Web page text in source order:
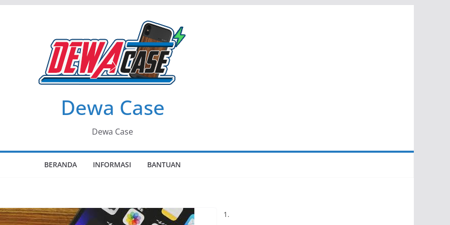
Dewa Case
Dewa Case
BERANDA INFORMASI BANTUAN